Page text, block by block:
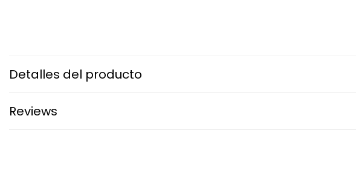
Detalles del producto
Reviews